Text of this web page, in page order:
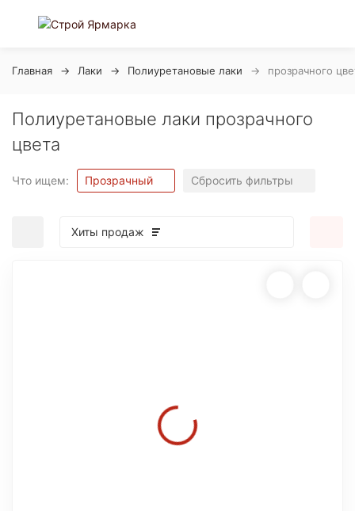
Главная Лаки Полиуретановые лаки прозрачного
Полиуретановые лаки прозрачного
цвета
Что ищем: Прозрачный Сбросить фильтры
Хиты продаж